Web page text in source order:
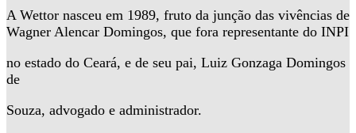
A Wettor nasceu em 1989, fruto da junção das vivências de
Wagner Alencar Domingos, que fora representante do INPI
no estado do Ceará, e de seu pai, Luiz Gonzaga Domingos
de
Souza, advogado e administrador.